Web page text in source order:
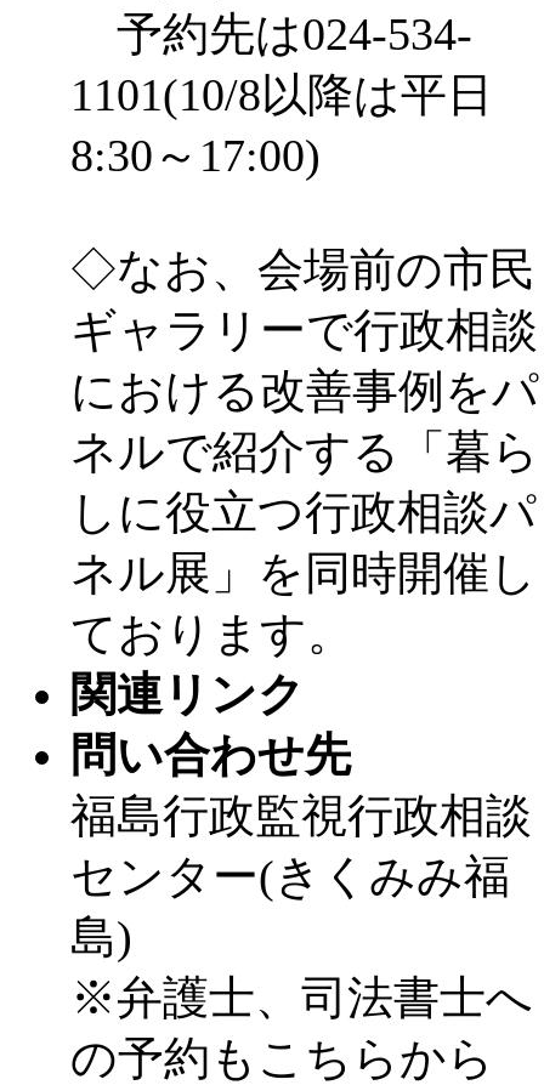
予約先は024-534-
1101(10/8以降は平日
8:30～17:00)
◇なお、会場前の市民
ギャラリーで行政相談
における改善事例をパ
ネルで紹介する「暮ら
しに役立つ行政相談パ
ネル展」を同時開催し
ております。
関連リンク
問い合わせ先
福島行政監視行政相談
センター(きくみみ福
島)
※弁護士、司法書士へ
の予約もこちらから